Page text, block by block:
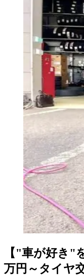
【"車が好き"
万円～タイヤ